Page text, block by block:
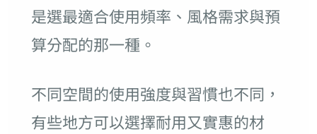
是選最適合使用頻率、風格需求與預
算分配的那一種。
不同空間的使用強度與習慣也不同，
有些地方可以選擇耐用又實惠的材